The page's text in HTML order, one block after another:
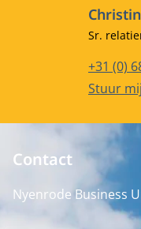
Sr.
+31 (0)
E-
Stuur
Contact
Nyenrode Business